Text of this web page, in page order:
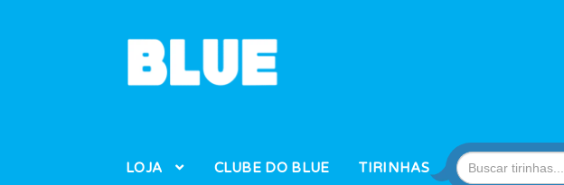
Pular
para
Pular
para
LOJA CLUBE DO BLUE TIRINHAS
Search
for: